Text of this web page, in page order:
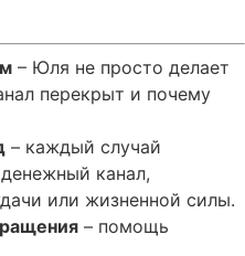
– Юля не просто делает
перекрыт и почему
– каждый случай
канал,
или жизненной силы.
– помощь